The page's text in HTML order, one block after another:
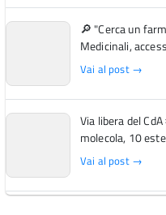
🔎 "Cerca un
Medicinali,
Vai al post →
Via libera del
molecola, 10
Vai al post →